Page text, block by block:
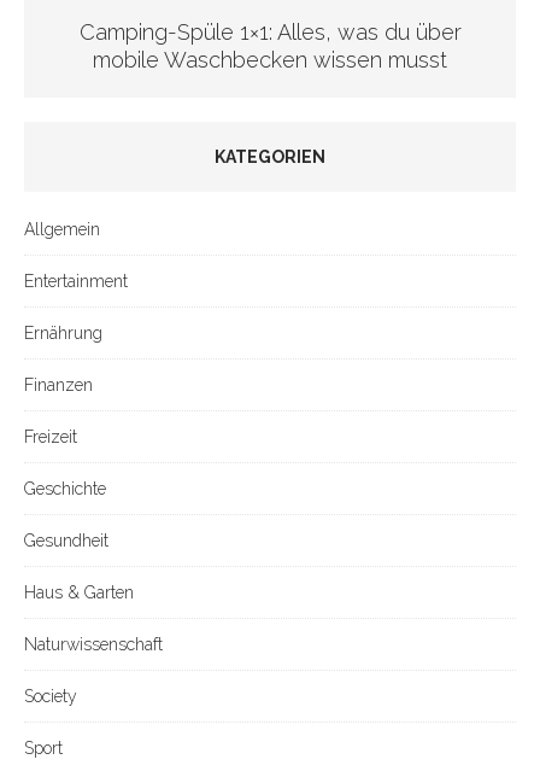
Camping-Spüle 1×1: Alles, was du über
mobile Waschbecken wissen musst
KATEGORIEN
Allgemein
Entertainment
Ernährung
Finanzen
Freizeit
Geschichte
Gesundheit
Haus & Garten
Naturwissenschaft
Society
Sport